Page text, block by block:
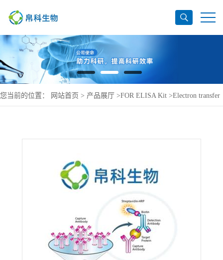
您当前的位置： 网站首页 > 产品展厅 >FOR ELISA Kit >Electron transfer